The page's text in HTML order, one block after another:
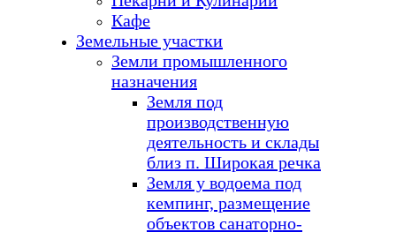
Кафе
Земельные участки
Земли промышленного
назначения
Земля под
производственную
деятельность и склады
близ п. Широкая речка
Земля у водоема под
кемпинг, размещение
объектов санаторно-